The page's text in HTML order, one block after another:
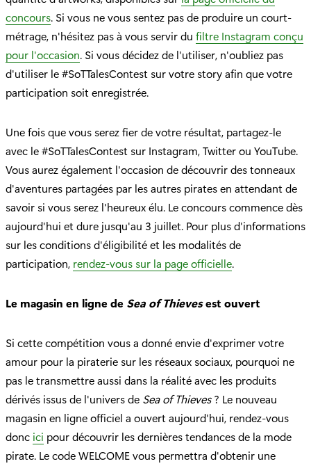
concours. Si vous ne vous sentez pas de produire un court-
métrage, n'hésitez pas à vous servir du filtre Instagram conçu
pour l'occasion. Si vous décidez de l'utiliser, n'oubliez pas
d'utiliser le #SoTTalesContest sur votre story afin que votre
participation soit enregistrée.
Une fois que vous serez fier de votre résultat, partagez-le
avec le #SoTTalesContest sur Instagram, Twitter ou YouTube.
Vous aurez également l'occasion de découvrir des tonneaux
d'aventures partagées par les autres pirates en attendant de
savoir si vous serez l'heureux élu. Le concours commence dès
aujourd'hui et dure jusqu'au 3 juillet. Pour plus d'informations
sur les conditions d'éligibilité et les modalités de
participation, rendez-vous sur la page officielle.
Le magasin en ligne de Sea of Thievesest ouvert
Si cette compétition vous a donné envie d'exprimer votre
amour pour la piraterie sur les réseaux sociaux, pourquoi ne
pas le transmettre aussi dans la réalité avec les produits
dérivés issus de l'univers de Sea of Thieves? Le nouveau
magasin en ligne officiel a ouvert aujourd'hui, rendez-vous
donc ici pour découvrir les dernières tendances de la mode
pirate. Le code WELCOME vous permettra d'obtenir une